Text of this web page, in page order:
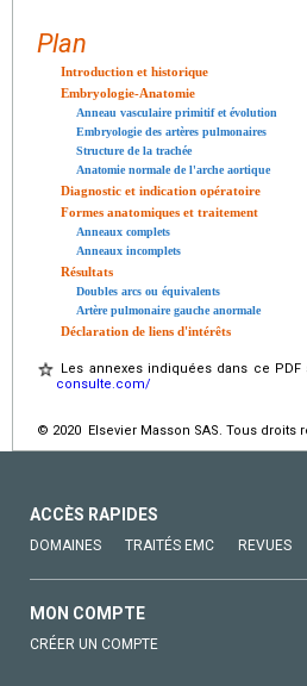
Plan
Introduction et historique
Embryologie-Anatomie
Anneau vasculaire primitif et évolution
Embryologie des artères pulmonaires
Structure de la trachée
Anatomie normale de l'arche aortique
Diagnostic et indication opératoire
Formes anatomiques et traitement
Anneaux complets
Anneaux incomplets
Résultats
Doubles arcs ou équivalents
Artère pulmonaire gauche anormale
Déclaration de liens d'intérêts
Les annexes indiquées dans ce
consulte.com/
© 2020 Elsevier Masson SAS. Tous droits
ACCÈS RAPIDES
DOMAINES TRAITÉS EMC REVUES
MON COMPTE
CRÉER UN COMPTE